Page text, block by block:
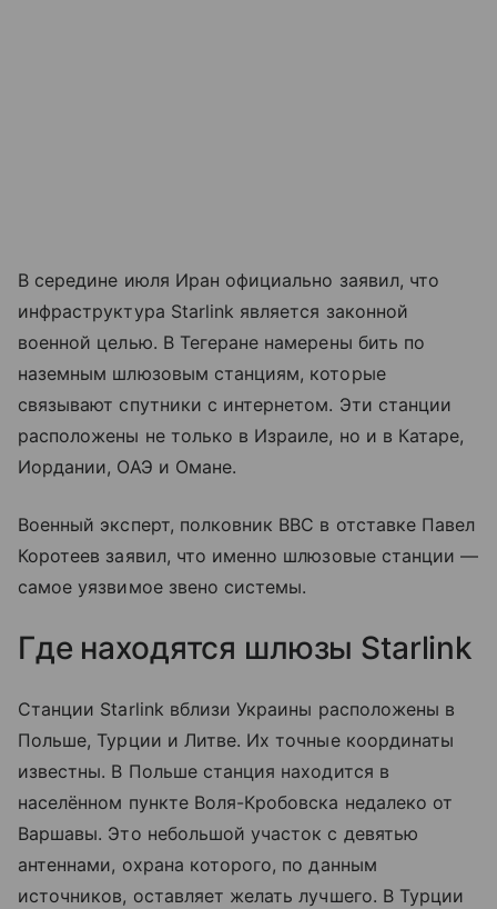
В середине июля Иран официально заявил, что
инфраструктура Starlink является законной
военной целью. В Тегеране намерены бить по
наземным шлюзовым станциям, которые
связывают спутники с интернетом. Эти станции
расположены не только в Израиле, но и в Катаре,
Иордании, ОАЭ и Омане.
Военный эксперт, полковник ВВС в отставке Павел
Коротеев заявил, что именно шлюзовые станции —
самое уязвимое звено системы.
Где находятся шлюзы Starlink
Станции Starlink вблизи Украины расположены в
Польше, Турции и Литве. Их точные координаты
известны. В Польше станция находится в
населённом пункте Воля-Кробовска недалеко от
Варшавы. Это небольшой участок с девятью
антеннами, охрана которого, по данным
источников, оставляет желать лучшего. В Турции